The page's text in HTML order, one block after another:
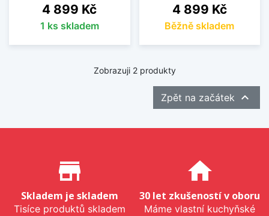
Cena
4 899 Kč
1 ks skladem
Cena
4 899 Kč
Běžně skladem
Zobrazuji 2 produkty
Zpět na začátek 
Proč nakupovat u nás?
store_mall_directory
Skladem je skladem
Tisíce produktů skladem
home
30 let zkušeností v oboru
Máme vlastní kuchyňské